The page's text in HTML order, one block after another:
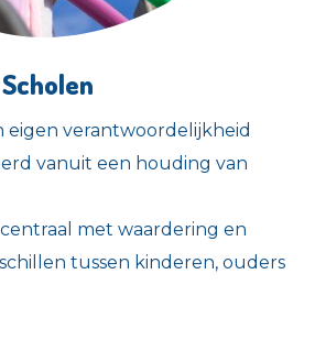
eigen verantwoordelijkheid
vanuit een houding van
met waardering en
tussen kinderen, ouders